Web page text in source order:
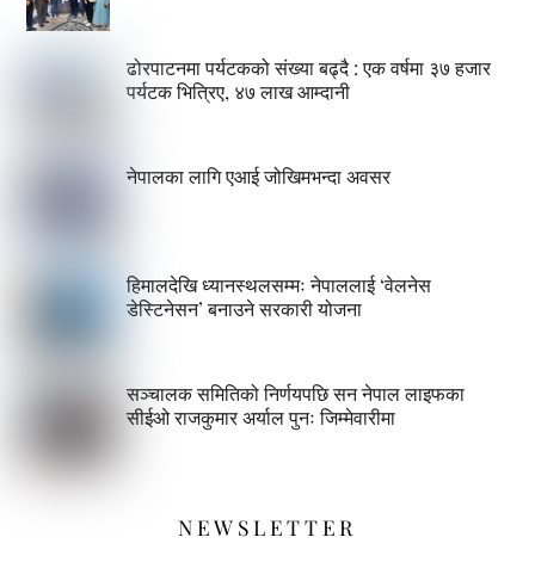
ढोरपाटनमा पर्यटकको संख्या बढ्दै : एक वर्षमा ३७ हजार
पर्यटक भित्रिए, ४७ लाख आम्दानी
नेपालका लागि एआई जोखिमभन्दा अवसर
हिमालदेखि ध्यानस्थलसम्मः नेपाललाई ‘वेलनेस
डेस्टिनेसन’ बनाउने सरकारी योजना
सञ्चालक समितिको निर्णयपछि सन नेपाल लाइफका
सीईओ राजकुमार अर्याल पुनः जिम्मेवारीमा
NEWSLETTER